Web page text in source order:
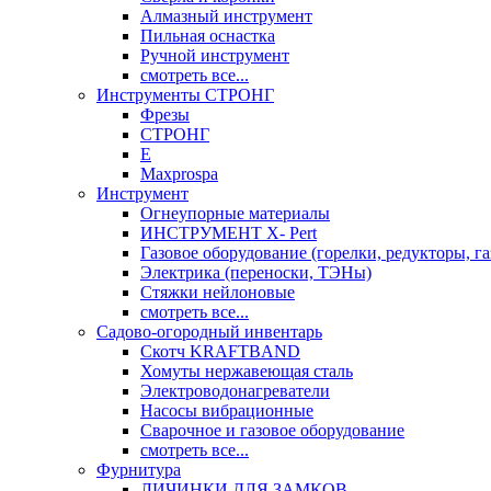
Алмазный инструмент
Пильная оснастка
Ручной инструмент
смотреть все...
Инструменты СТРОНГ
Фрезы
СТРОНГ
Е
Maxprospa
Инструмент
Огнеупорные материалы
ИНСТРУМЕНТ X- Pert
Газовое оборудование (горелки, редукторы,
Электрика (переноски, ТЭНы)
Стяжки нейлоновые
смотреть все...
Садово-огородный инвентарь
Скотч KRAFTBAND
Хомуты нержавеющая сталь
Электроводонагреватели
Насосы вибрационные
Сварочное и газовое оборудование
смотреть все...
Фурнитура